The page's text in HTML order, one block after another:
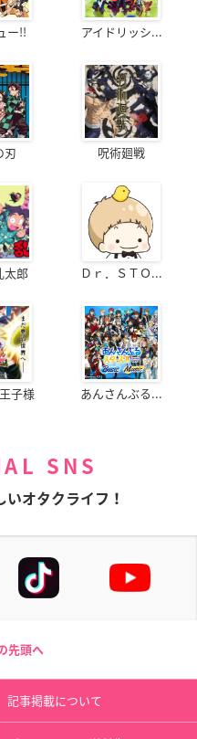
ー!! アイドリッシ...
刃 呪術廻戦
太郎 Ｄｒ．ＳＴＯ...
子様 あんさんぶる...
SNS
いオタクライフ！
先頭へ
記事掲載について